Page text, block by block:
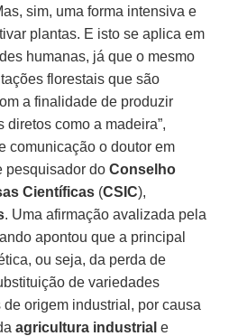
sim, uma forma intensiva e
plantas. E isto se aplica em
humanas, já que o mesmo
florestais que são
a finalidade de produzir
diretos como a madeira”,
comunicação o doutor em
pesquisador doConselho
Científicas (CSIC),
. Uma afirmação avalizada pela
apontou que a principal
ou seja, da perda de
de variedades
origem industrial, por causa
agricultura industriale